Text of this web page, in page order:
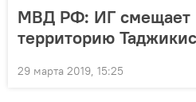
МВД РФ: ИГ смещает
территорию
29 марта 2019, 15:25